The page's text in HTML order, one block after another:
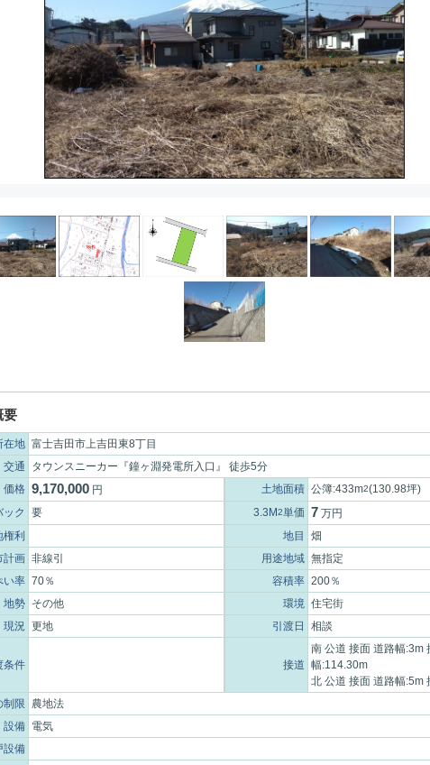
要
在地 富士吉田市上吉田東8丁目
交通
タウンスニーカー『鐘ヶ淵発電所入口』 徒歩5分
価格 9,170,000 円 土地面積 公簿:433m2(130.98坪)
ック
要 3.3M2単価 7 万円
権利
地目
畑
計画 非線引 用途地域 無指定
い率 70％ 容積率 200％
地勢 その他 環境 住宅街
現況 更地 引渡日 相談
条件 接道
南 公道 接面 道路幅:3m
幅:114.30m
北 公道 接面 道路幅:5m
制限
農地法
設備 電気
設備